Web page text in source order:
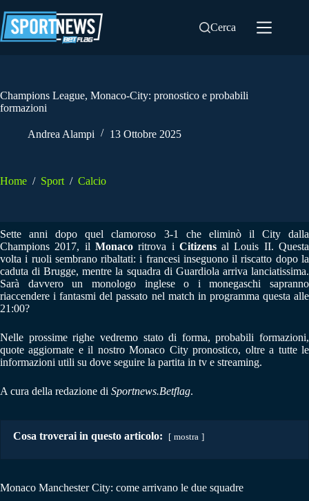
al
contenuto
Cerca
Champions League, Monaco-City: pronostico e probabili
formazioni
Andrea Alampi 13 Ottobre 2025
Home / Sport / Calcio
Sette anni dopo quel clamoroso 3-1 che eliminò il City dalla
Champions 2017, il Monacoritrova i Citizensal Louis II. Questa
volta i ruoli sembrano ribaltati: i francesi inseguono il riscatto dopo la
caduta di Brugge, mentre la squadra di Guardiola arriva lanciatissima.
Sarà davvero un monologo inglese o i monegaschi sapranno
riaccendere i fantasmi del passato nel match in programma questa alle
21:00?
Nelle prossime righe vedremo stato di forma, probabili formazioni,
quote aggiornate e il nostro Monaco City pronostico, oltre a tutte le
informazioni utili su dove seguire la partita in tv e streaming.
A cura della redazione di Sportnews.Betflag.
Cosa troverai in questo articolo: mostra
Monaco Manchester City: come arrivano le due squadre